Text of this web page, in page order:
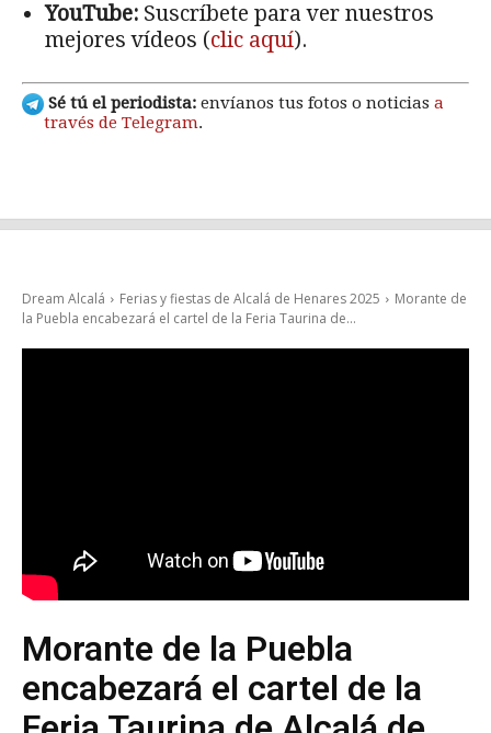
YouTube: Suscríbete para ver nuestros
mejores vídeos (clic aquí).
Sé tú el periodista: envíanos tus fotos o noticias a
través de Telegram.